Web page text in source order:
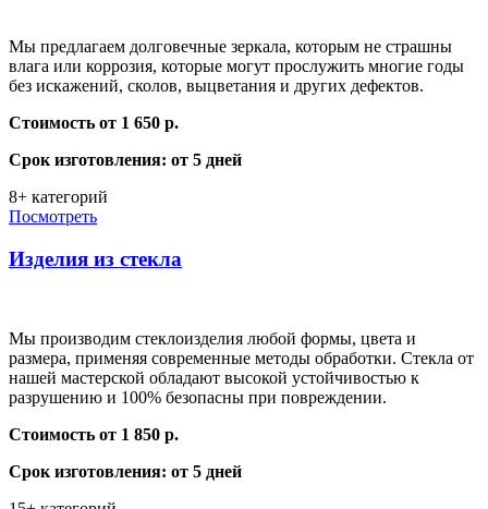
Мы предлагаем долговечные зеркала, которым не страшны
влага или коррозия, которые могут прослужить многие годы
без искажений, сколов, выцветания и других дефектов.
Стоимость от 1 650 р.
Срок изготовления: от 5 дней
8+ категорий
Посмотреть
Изделия из стекла
Мы производим стеклоизделия любой формы, цвета и
размера, применяя современные методы обработки. Стекла от
нашей мастерской обладают высокой устойчивостью к
разрушению и 100% безопасны при повреждении.
Стоимость от 1 850 р.
Срок изготовления: от 5 дней